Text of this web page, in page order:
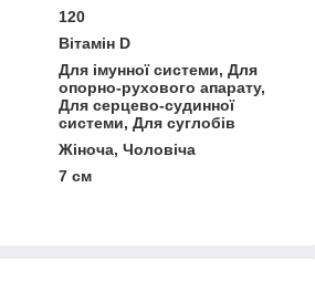
120
Вітамін D
Для імунної системи, Для
опорно-рухового апарату,
Для серцево-судинної
системи, Для суглобів
Жіноча, Чоловіча
7 см